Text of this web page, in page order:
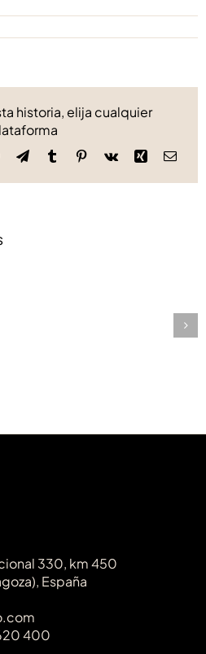
historia, elija cualquier
TelegramTumblrPinterest
Vk Xing
330, km 450
España
400